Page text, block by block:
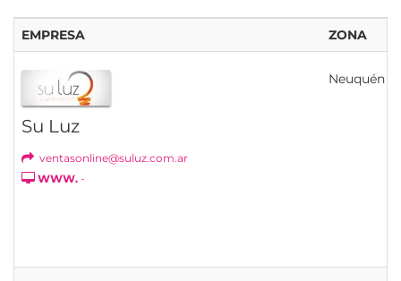
EMPRESA ZONA
Su Luz
ventasonline@suluz.com.ar
WWW. -
Neuquén